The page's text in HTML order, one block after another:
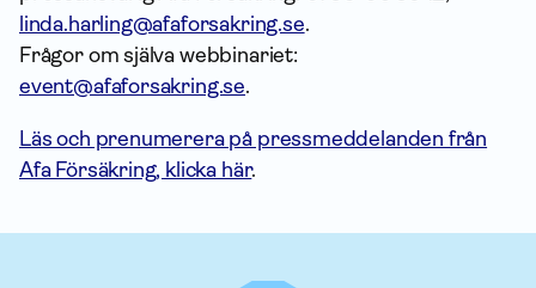
linda.harling@afaforsakring.se.
Frågor om själva webbinariet:
event@afaforsakring.se.
Läs och prenumerera på pressmeddelanden från
Afa Försäkring, klicka här.